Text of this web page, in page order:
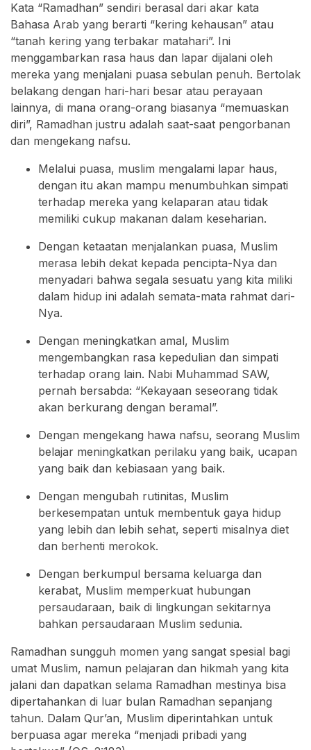
Kata “Ramadhan” sendiri berasal dari akar kata
Bahasa Arab yang berarti “kering kehausan” atau
“tanah kering yang terbakar matahari”. Ini
menggambarkan rasa haus dan lapar dijalani oleh
mereka yang menjalani puasa sebulan penuh. Bertolak
belakang dengan hari-hari besar atau perayaan
lainnya, di mana orang-orang biasanya “memuaskan
diri”, Ramadhan justru adalah saat-saat pengorbanan
dan mengekang nafsu.
Melalui puasa, muslim mengalami lapar haus,
dengan itu akan mampu menumbuhkan simpati
terhadap mereka yang kelaparan atau tidak
memiliki cukup makanan dalam keseharian.
Dengan ketaatan menjalankan puasa, Muslim
merasa lebih dekat kepada pencipta-Nya dan
menyadari bahwa segala sesuatu yang kita miliki
dalam hidup ini adalah semata-mata rahmat dari-
Nya.
Dengan meningkatkan amal, Muslim
mengembangkan rasa kepedulian dan simpati
terhadap orang lain. Nabi Muhammad SAW,
pernah bersabda: “Kekayaan seseorang tidak
akan berkurang dengan beramal”.
Dengan mengekang hawa nafsu, seorang Muslim
belajar meningkatkan perilaku yang baik, ucapan
yang baik dan kebiasaan yang baik.
Dengan mengubah rutinitas, Muslim
berkesempatan untuk membentuk gaya hidup
yang lebih dan lebih sehat, seperti misalnya diet
dan berhenti merokok.
Dengan berkumpul bersama keluarga dan
kerabat, Muslim memperkuat hubungan
persaudaraan, baik di lingkungan sekitarnya
bahkan persaudaraan Muslim sedunia.
Ramadhan sungguh momen yang sangat spesial bagi
umat Muslim, namun pelajaran dan hikmah yang kita
jalani dan dapatkan selama Ramadhan mestinya bisa
dipertahankan di luar bulan Ramadhan sepanjang
tahun. Dalam Qur’an, Muslim diperintahkan untuk
berpuasa agar mereka “menjadi pribadi yang